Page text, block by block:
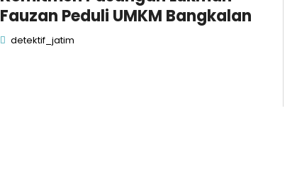
Fauzan Peduli UMKM Bangkalan
detektif_jatim